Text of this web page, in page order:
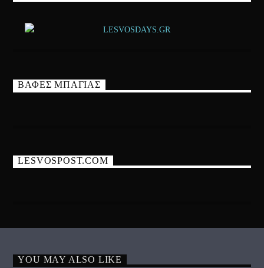
ΒΑΦΕΣ ΜΠΑΓΙΑΣ
LESVOSPOST.COM
YOU MAY ALSO LIKE